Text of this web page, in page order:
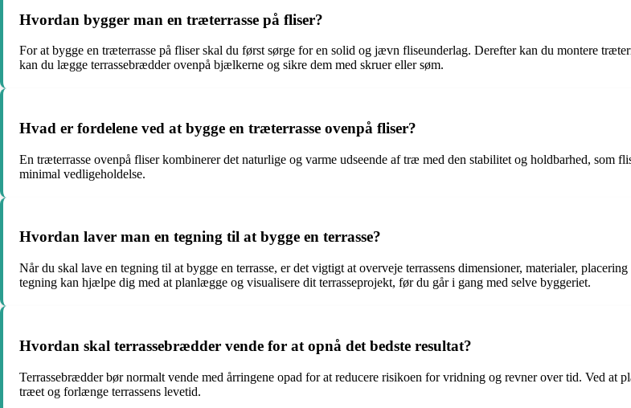
Hvordan bygger man en træterrasse på fliser?
For at bygge en træterrasse på fliser skal du først sørge for en solid og jævn fliseunderlag. Derefter kan du montere
kan du lægge terrassebrædder ovenpå bjælkerne og sikre dem med skruer eller søm.
Hvad er fordelene ved at bygge en træterrasse ovenpå fliser?
En træterrasse ovenpå fliser kombinerer det naturlige og varme udseende af træ med den stabilitet og holdbarhed, som
minimal vedligeholdelse.
Hvordan laver man en tegning til at bygge en terrasse?
Når du skal lave en tegning til at bygge en terrasse, er det vigtigt at overveje terrassens dimensioner, materialer,
tegning kan hjælpe dig med at planlægge og visualisere dit terrasseprojekt, før du går i gang med selve byggeriet.
Hvordan skal terrassebrædder vende for at opnå det bedste resultat?
Terrassebrædder bør normalt vende med årringene opad for at reducere risikoen for vridning og revner over tid. Ved
træet og forlænge terrassens levetid.